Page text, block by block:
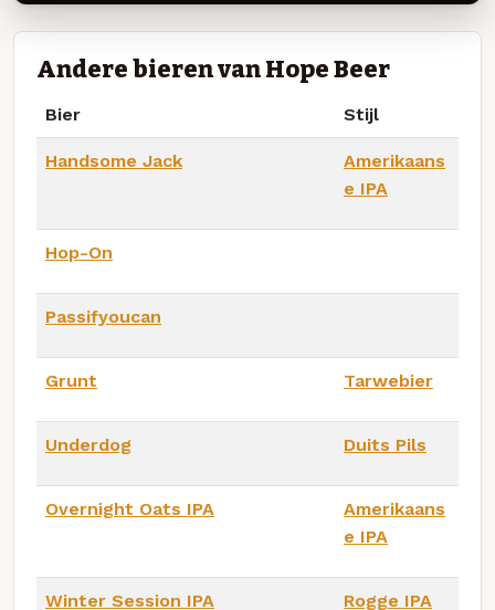
Andere bieren van Hope Beer
Bier Stijl
Handsome Jack
Amerikaans
e IPA
Hop-On
Passifyoucan
Grunt Tarwebier
Underdog Duits Pils
Overnight Oats IPA
Amerikaans
e IPA
Winter Session IPA Rogge IPA